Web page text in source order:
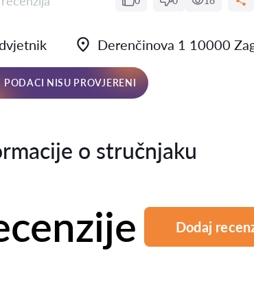
Derenčinova 1 10000
PODACI NISU PROVJERENI
o stručnjaku
Dodaj